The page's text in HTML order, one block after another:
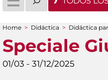
You are here
Home > Didáctica > Didáctica
Speciale
01/03 - 31/12/2025